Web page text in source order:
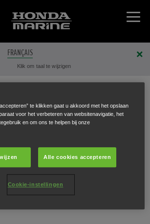
FRANÇAIS
Klik om taal te wijzigen
BV
,Melle,9090
te klikken gaat u akkoord met het opslaan
voor het verbeteren van websitenavigatie, het
en om ons te helpen bij onze
Alle cookies accepteren
Cookie-instellingen